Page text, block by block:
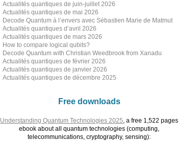
Actualités quantiques de juin-juillet 2026
Actualités quantiques de mai 2026
Decode Quantum à l’envers avec Sébastien Marie de Matmut
Actualités quantiques d’avril 2026
Actualités quantiques de mars 2026
How to compare logical qubits?
Decode Quantum with Christian Weedbrook from Xanadu
Actualités quantiques de février 2026
Actualités quantiques de janvier 2026
Actualités quantiques de décembre 2025
Free downloads
Understanding Quantum Technologies 2025 , a free 1,522 pages
ebook about all quantum technologies (computing,
telecommunications, cryptography, sensing):